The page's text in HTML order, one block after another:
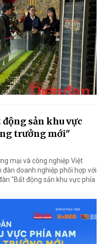
động sản khu vực
trưởng mới"
mại và công nghiệp Việt
đàn doanh nghiệp phối hợp với
"Bất động sản khu vực phía